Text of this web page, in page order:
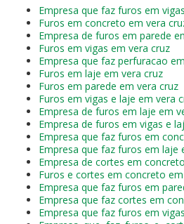
Empresa que faz furos em
Furos em concreto em vera
Empresa de furos em parede
Furos em vigas em vera cruz
Empresa que faz perfuracao
Furos em laje em vera cruz
Furos em parede em vera cruz
Furos em vigas e laje em vera
Empresa de furos em laje em
Empresa de furos em vigas e
Empresa que faz furos em
Empresa que faz furos em laje
Empresa de cortes em
Furos e cortes em concreto
Empresa que faz furos em
Empresa que faz cortes em
Empresa que faz furos em